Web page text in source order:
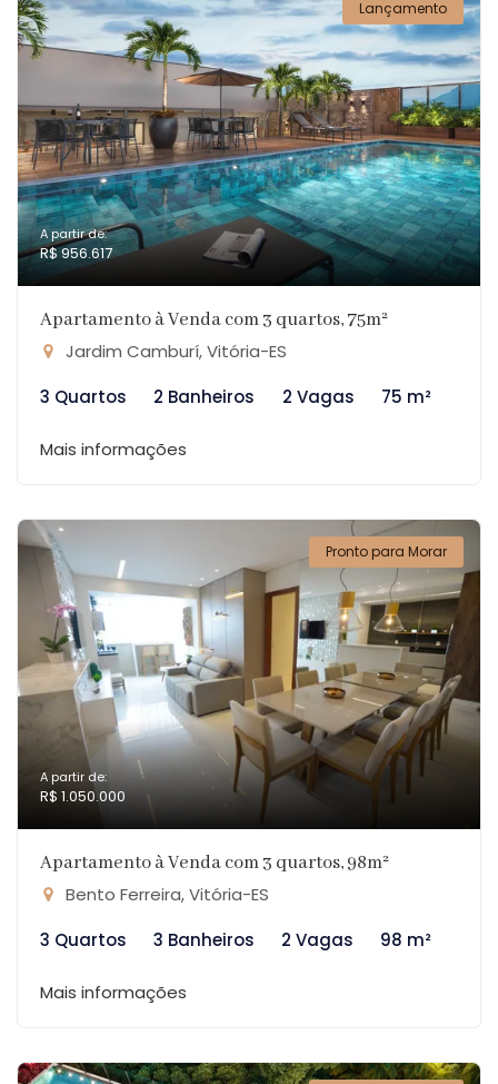
Lançamento
A partir de:
R$ 956.617
Apartamento à Venda com 3 quartos, 75m²
Jardim Camburí, Vitória-ES
3 Quartos
2 Banheiros 2 Vagas 75 m²
Mais informações
Pronto para Morar
A partir de:
R$ 1.050.000
Apartamento à Venda com 3 quartos, 98m²
Bento Ferreira, Vitória-ES
3 Quartos
3 Banheiros 2 Vagas 98 m²
Mais informações